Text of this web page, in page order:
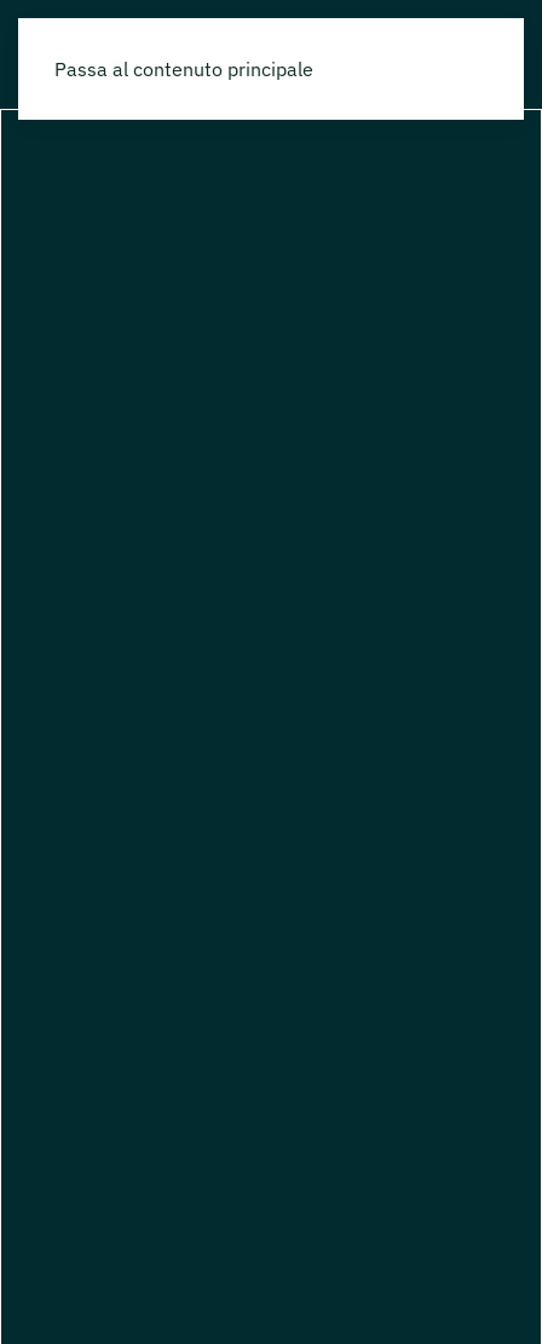
Passa al contenuto principale